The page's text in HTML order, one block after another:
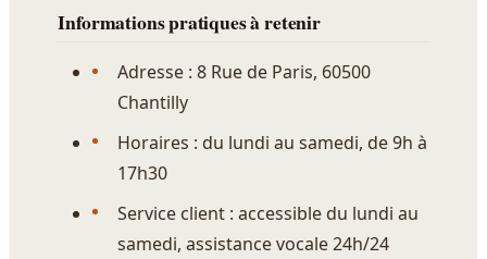
Informations pratiques à retenir
Adresse : 8 Rue de Paris, 60500
Chantilly
Horaires : du lundi au samedi, de 9h à
17h30
Service client : accessible du lundi au
samedi, assistance vocale 24h/24